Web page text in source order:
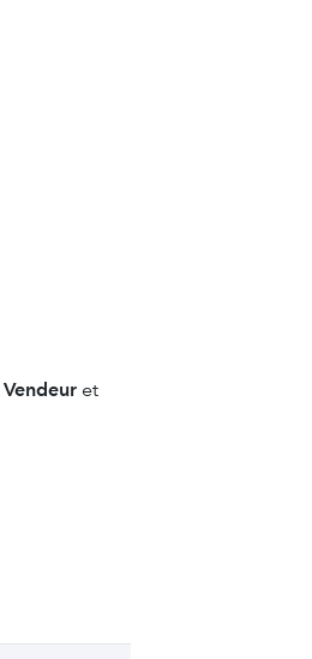
Vendeur et